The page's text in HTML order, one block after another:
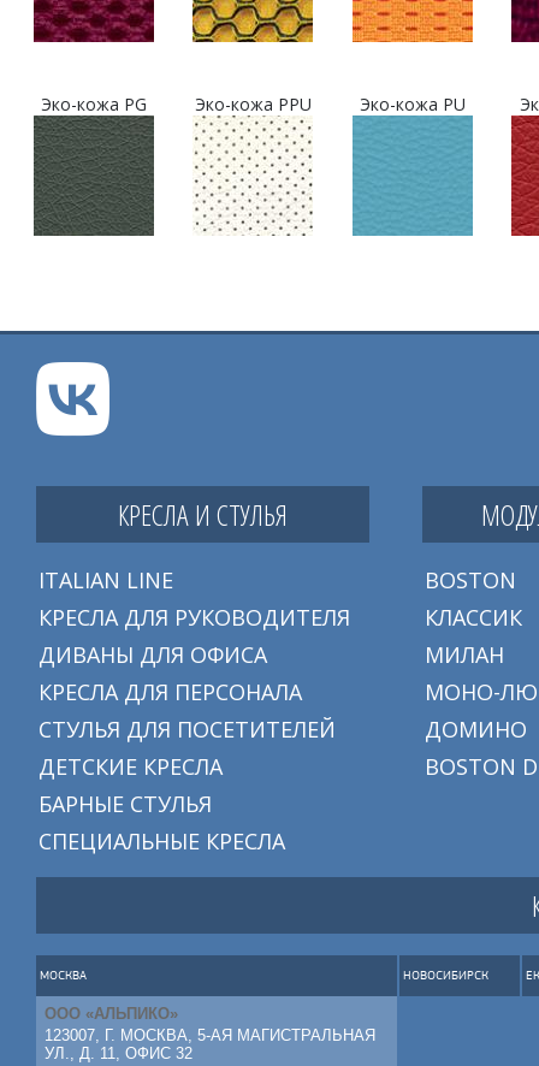
Эко-кожа PG Эко-кожа PPU Эко-кожа PU
КРЕСЛА И СТУЛЬЯ
ITALIAN LINE
КРЕСЛА ДЛЯ РУКОВОДИТЕЛЯ
ДИВАНЫ ДЛЯ ОФИСА
КРЕСЛА ДЛЯ ПЕРСОНАЛА
СТУЛЬЯ ДЛЯ ПОСЕТИТЕЛЕЙ
ДЕТСКИЕ КРЕСЛА
БАРНЫЕ СТУЛЬЯ
СПЕЦИАЛЬНЫЕ КРЕСЛА
BOSTON
КЛАССИК
МИЛАН
МОНО-
ДОМИНО
BOSTON
МОСКВА
ООО «АЛЬПИКО»
123007, Г. МОСКВА, 5-АЯ МАГИСТРАЛЬНАЯ
УЛ., Д. 11, ОФИС 32
НОВОСИБИРСК